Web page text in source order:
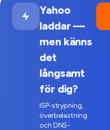
Yahoo
laddar —
men känns
det
långsamt
för dig?
ISP-strypning,
överbelastning
och DNS-